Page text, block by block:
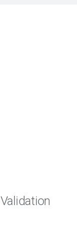
Validation